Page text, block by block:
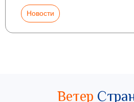
Новости
Ветер